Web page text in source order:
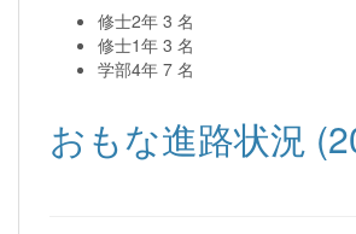
修士2年 3 名
修士1年 3 名
学部4年 7 名
おもな進路状況